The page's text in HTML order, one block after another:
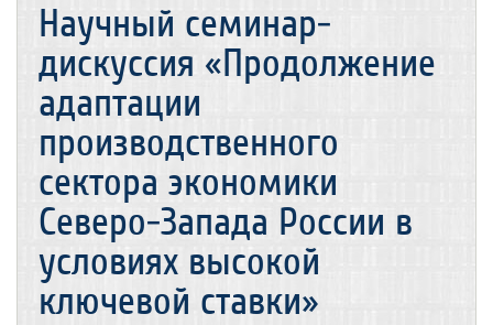
Научный семинар-
дискуссия «Продолжение
адаптации
производственного
сектора экономики
Северо-Запада России в
условиях высокой
ключевой ставки»